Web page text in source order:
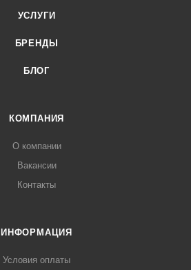
УСЛУГИ
БРЕНДЫ
БЛОГ
КОМПАНИЯ
О компании
Вакансии
Контакты
ИНФОРМАЦИЯ
Условия оплаты